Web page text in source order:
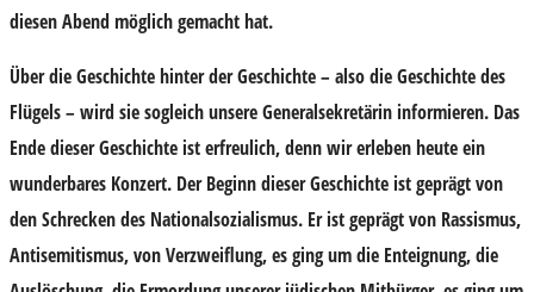
diesen Abend möglich gemacht hat.
Über die Geschichte hinter der Geschichte – also die Geschichte des
Flügels – wird sie sogleich unsere Generalsekretärin informieren. Das
Ende dieser Geschichte ist erfreulich, denn wir erleben heute ein
wunderbares Konzert. Der Beginn dieser Geschichte ist geprägt von
den Schrecken des Nationalsozialismus. Er ist geprägt von Rassismus,
Antisemitismus, von Verzweiflung, es ging um die Enteignung, die